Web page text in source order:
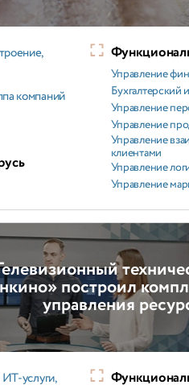
компаний
Управление
Бухгалтерский
Управление
Управление
Управление
клиентами
Управление
Управление
построил
управления
ИТ-услуги,